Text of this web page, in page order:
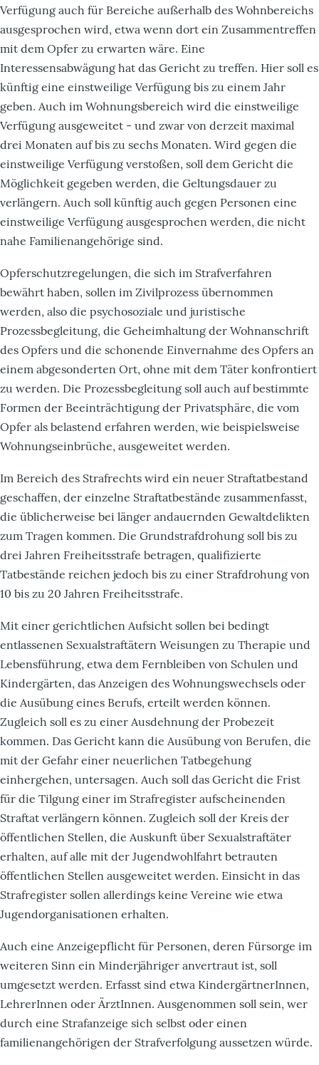
Verfügung auch für Bereiche außerhalb des Wohnbereichs
ausgesprochen wird, etwa wenn dort ein Zusammentreffen
mit dem Opfer zu erwarten wäre. Eine
Interessensabwägung hat das Gericht zu treffen. Hier soll es
künftig eine einstweilige Verfügung bis zu einem Jahr
geben. Auch im Wohnungsbereich wird die einstweilige
Verfügung ausgeweitet - und zwar von derzeit maximal
drei Monaten auf bis zu sechs Monaten. Wird gegen die
einstweilige Verfügung verstoßen, soll dem Gericht die
Möglichkeit gegeben werden, die Geltungsdauer zu
verlängern. Auch soll künftig auch gegen Personen eine
einstweilige Verfügung ausgesprochen werden, die nicht
nahe Familienangehörige sind.
Opferschutzregelungen, die sich im Strafverfahren
bewährt haben, sollen im Zivilprozess übernommen
werden, also die psychosoziale und juristische
Prozessbegleitung, die Geheimhaltung der Wohnanschrift
des Opfers und die schonende Einvernahme des Opfers an
einem abgesonderten Ort, ohne mit dem Täter konfrontiert
zu werden. Die Prozessbegleitung soll auch auf bestimmte
Formen der Beeinträchtigung der Privatsphäre, die vom
Opfer als belastend erfahren werden, wie beispielsweise
Wohnungseinbrüche, ausgeweitet werden.
Im Bereich des Strafrechts wird ein neuer Straftatbestand
geschaffen, der einzelne Straftatbestände zusammenfasst,
die üblicherweise bei länger andauernden Gewaltdelikten
zum Tragen kommen. Die Grundstrafdrohung soll bis zu
drei Jahren Freiheitsstrafe betragen, qualifizierte
Tatbestände reichen jedoch bis zu einer Strafdrohung von
10 bis zu 20 Jahren Freiheitsstrafe.
Mit einer gerichtlichen Aufsicht sollen bei bedingt
entlassenen Sexualstraftätern Weisungen zu Therapie und
Lebensführung, etwa dem Fernbleiben von Schulen und
Kindergärten, das Anzeigen des Wohnungswechsels oder
die Ausübung eines Berufs, erteilt werden können.
Zugleich soll es zu einer Ausdehnung der Probezeit
kommen. Das Gericht kann die Ausübung von Berufen, die
mit der Gefahr einer neuerlichen Tatbegehung
einhergehen, untersagen. Auch soll das Gericht die Frist
für die Tilgung einer im Strafregister aufscheinenden
Straftat verlängern können. Zugleich soll der Kreis der
öffentlichen Stellen, die Auskunft über Sexualstraftäter
erhalten, auf alle mit der Jugendwohlfahrt betrauten
öffentlichen Stellen ausgeweitet werden. Einsicht in das
Strafregister sollen allerdings keine Vereine wie etwa
Jugendorganisationen erhalten.
Auch eine Anzeigepflicht für Personen, deren Fürsorge im
weiteren Sinn ein Minderjähriger anvertraut ist, soll
umgesetzt werden. Erfasst sind etwa KindergärtnerInnen,
LehrerInnen oder ÄrztInnen. Ausgenommen soll sein, wer
durch eine Strafanzeige sich selbst oder einen
familienangehörigen der Strafverfolgung aussetzen würde.